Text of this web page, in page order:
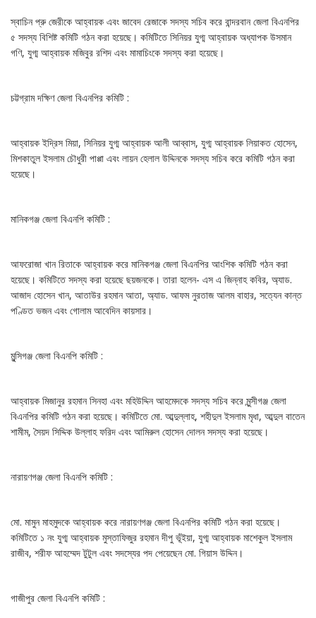
স্বাচিন প্রু জেরীকে আহ্বায়ক এবং জাবেদ রেজাকে সদস্য সচিব করে বান্দরবান জেলা বিএনপির
৫ সদস্য বিশিষ্ট কমিটি গঠন করা হয়েছে। কমিটিতে সিনিয়র যুগ্ম আহ্বায়ক অধ্যাপক উসমান
গণি, যুগ্ম আহ্বায়ক মজিবুর রশিদ এবং মামাচিংকে সদস্য করা হয়েছে।
চট্টগ্রাম দক্ষিণ জেলা বিএনপির কমিটি :
আহ্বায়ক ইদ্রিস মিয়া, সিনিয়র যুগ্ম আহ্বায়ক আলী আব্বাস, যুগ্ম আহ্বায়ক লিয়াকত হোসেন,
মিশকাতুল ইসলাম চৌধুরী পাপ্পা এবং লায়ন হেলাল উদ্দিনকে সদস্য সচিব করে কমিটি গঠন করা
হয়েছে।
মানিকগঞ্জ জেলা বিএনপি কমিটি :
আফরোজা খান রিতাকে আহ্বায়ক করে মানিকগঞ্জ জেলা বিএনপির আংশিক কমিটি গঠন করা
হয়েছে। কমিটিতে সদস্য করা হয়েছে ছয়জনকে। তারা হলেন- এস এ জিন্নাহ কবির, অ্যাড.
আজাদ হোসেন খান, আতাউর রহমান আতা, অ্যাড. আফম নুরতাজ আলম বাহার, সত্যেন কান্ত
পণ্ডিত ভজন এবং গোলাম আবেদিন কায়সার।
মুন্সিগঞ্জ জেলা বিএনপি কমিটি :
আহ্বায়ক মিজানুর রহমান সিনহা এবং মহিউদ্দিন আহমেদকে সদস্য সচিব করে মুন্সীগঞ্জ জেলা
বিএনপির কমিটি গঠন করা হয়েছে। কমিটিতে মো. আব্দুল্লাহ, শহীদুল ইসলাম মৃধা, আব্দুল বাতেন
শামীম, সৈয়দ সিদ্দিক উল্লাহ ফরিদ এবং আমিরুল হোসেন দোলন সদস্য করা হয়েছে।
নারায়ণগঞ্জ জেলা বিএনপি কমিটি :
মো. মামুন মাহমুদকে আহ্বায়ক করে নারায়ণগঞ্জ জেলা বিএনপির কমিটি গঠন করা হয়েছে।
কমিটিতে ১ নং যুগ্ম আহ্বায়ক মুস্তাফিজুর রহমান দীপু ভূঁইয়া, যুগ্ম আহ্বায়ক মাশেকুল ইসলাম
রাজীব, শরীফ আহম্মেদ টুটুল এবং সদস্যের পদ পেয়েছেন মো. গিয়াস উদ্দিন।
গাজীপুর জেলা বিএনপি কমিটি :